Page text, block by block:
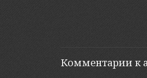
Комментарии к